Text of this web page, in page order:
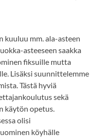
kuuluu mm. ala-asteen
asteeseen saakka
fiksuille mutta
Lisäksi suunnittelemme
Tästä hyviä
sekä
käytön opetus.
olisi
köyhälle